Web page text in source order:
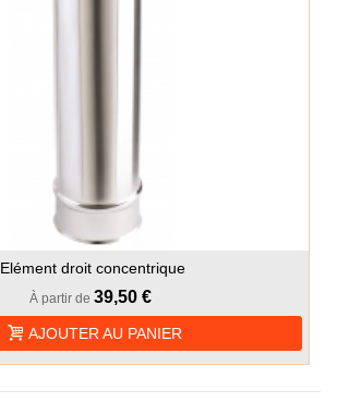
Elément droit concentrique
À partir de 39,50 €
AJOUTER AU PANIER